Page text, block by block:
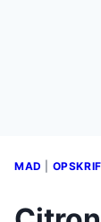
MAD